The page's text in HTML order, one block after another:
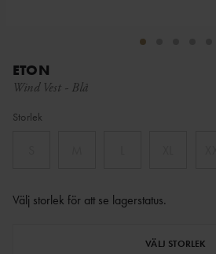
ETON
Wind Vest - Blå
Storlek
Välj storlek för att se lagerstatus.
VÄLJ STORLEK